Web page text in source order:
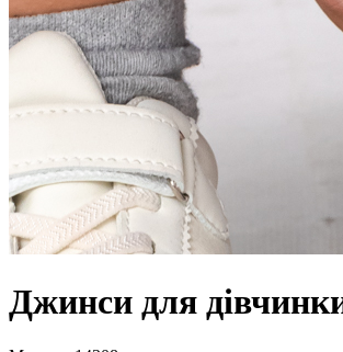
Джинси для